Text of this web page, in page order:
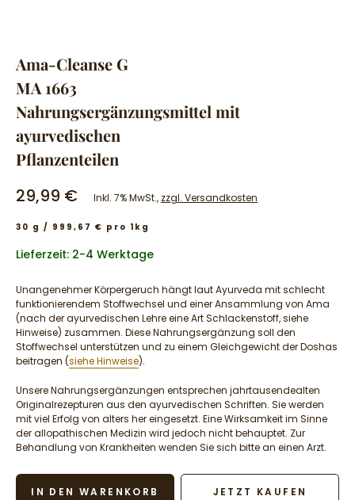
Ama-Cleanse G
MA 1663
Nahrungsergänzungsmittel mit
ayurvedischen
Pflanzenteilen
29,99 € Inkl. 7% MwSt., zzgl. Versandkosten
30 g / 999,67 € pro 1kg
Lieferzeit: 2-4 Werktage
Unangenehmer Körpergeruch hängt laut Ayurveda mit schlecht
funktionierendem Stoffwechsel und einer Ansammlung von Ama
(nach der ayurvedischen Lehre eine Art Schlackenstoff, siehe
Hinweise) zusammen. Diese Nahrungsergänzung soll den
Stoffwechsel unterstützen und zu einem Gleichgewicht der Doshas
beitragen (siehe Hinweise).
Unsere Nahrungsergänzungen entsprechen jahrtausendealten
Originalrezepturen aus den ayurvedischen Schriften. Sie werden
mit viel Erfolg von alters her eingesetzt. Eine Wirksamkeit im Sinne
der allopathischen Medizin wird jedoch nicht behauptet. Zur
Behandlung von Krankheiten wenden Sie sich bitte an einen Arzt.
IN DEN WARENKORB JETZT KAUFEN